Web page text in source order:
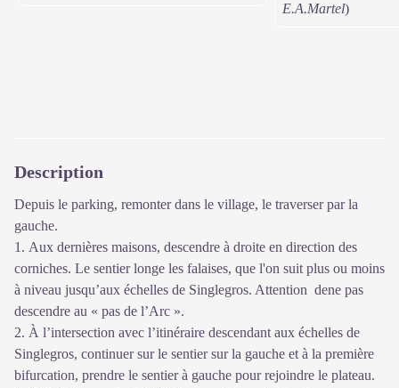
E.A.Martel)
Description
Depuis le parking, remonter dans le village, le traverser par la
gauche.
1. Aux dernières maisons, descendre à droite en direction des
corniches. Le sentier longe les falaises, que l'on suit plus ou moins
à niveau jusqu’aux échelles de Singlegros. Attention dene pas
descendre au « pas de l’Arc ».
2. À l’intersection avec l’itinéraire descendant aux échelles de
Singlegros, continuer sur le sentier sur la gauche et à la première
bifurcation, prendre le sentier à gauche pour rejoindre le plateau.